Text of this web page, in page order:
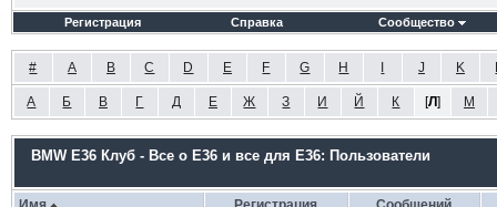
Регистрация Справка Сообщество
# A B C D E F G H J K
А Б В Г Д Е Ж З И Й К [Л] М
BMW E36 Клуб - Все о Е36 и все для Е36: Пользователи